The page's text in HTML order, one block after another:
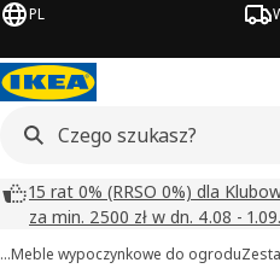
PL
15 rat 0% (RRSO 0%) dla
za min. 2500 zł w dn. 4.08 -
…Meble wypoczynkowe do ogrodu